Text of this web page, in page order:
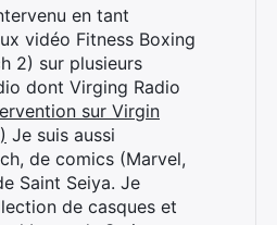
en tant
vidéo Fitness Boxing
2) sur plusieurs
dont Virging Radio
sur Virgin
Je suis aussi
de comics (Marvel,
Saint Seiya. Je
de casques et